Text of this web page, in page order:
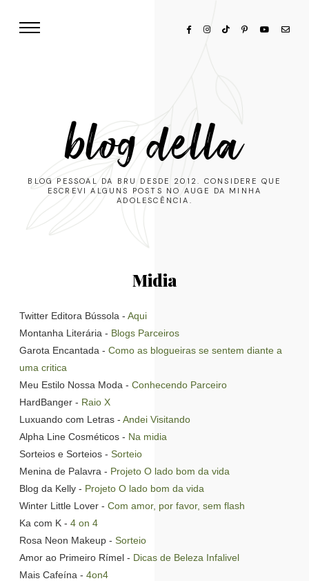
blog della
BLOG PESSOAL DA BRU DESDE 2012. CONSIDERE QUE
ESCREVI ALGUNS POSTS NO AUGE DA MINHA
ADOLESCÊNCIA.
Midia
Twitter Editora Bússola - Aqui
Montanha Literária - Blogs Parceiros
Garota Encantada - Como as blogueiras se sentem diante a
uma critica
Meu Estilo Nossa Moda - Conhecendo Parceiro
HardBanger - Raio X
Luxuando com Letras - Andei Visitando
Alpha Line Cosméticos - Na midia
Sorteios e Sorteios - Sorteio
Menina de Palavra - Projeto O lado bom da vida
Blog da Kelly - Projeto O lado bom da vida
Winter Little Lover - Com amor, por favor, sem flash
Ka com K - 4 on 4
Rosa Neon Makeup - Sorteio
Amor ao Primeiro Rímel - Dicas de Beleza Infalivel
Mais Cafeína - 4on4